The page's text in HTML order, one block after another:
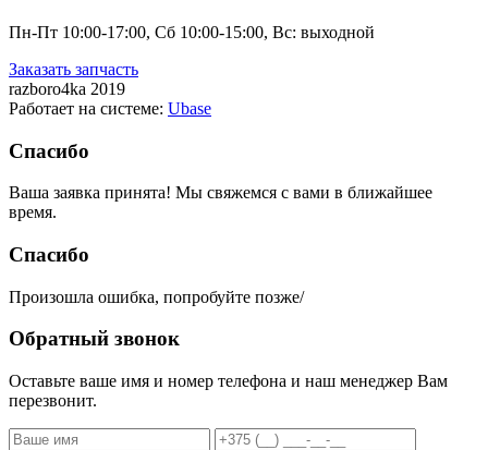
Пн-Пт 10:00-17:00, Сб 10:00-15:00, Вс: выходной
Заказать запчасть
razboro4ka 2019
Работает на системе: Ubase
Спасибо
Ваша заявка принята! Мы свяжемся с вами в ближайшее
время.
Спасибо
Произошла ошибка, попробуйте позже/
Обратный звонок
Оставьте ваше имя и номер телефона и наш менеджер Вам
перезвонит.